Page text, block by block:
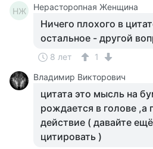
НЖ Нерасторопная Женщина
Ничего плохого в
остальное - другой
8 лет
1
Владимир Викторович
цитата это мысль на
рождается в голове ,а
действие ( давайте
цитировать )